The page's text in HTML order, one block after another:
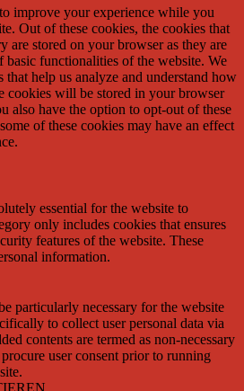
improve your experience while you
Out of these cookies, the cookies that
are stored on your browser as they are
functionalities of the website. We
that help us analyze and understand how
cookies will be stored in your browser
also have the option to opt-out of these
of these cookies may have an effect
essential for the website to
only includes cookies that ensures
features of the website. These
information.
particularly necessary for the website
to collect user personal data via
contents are termed as non-necessary
user consent prior to running